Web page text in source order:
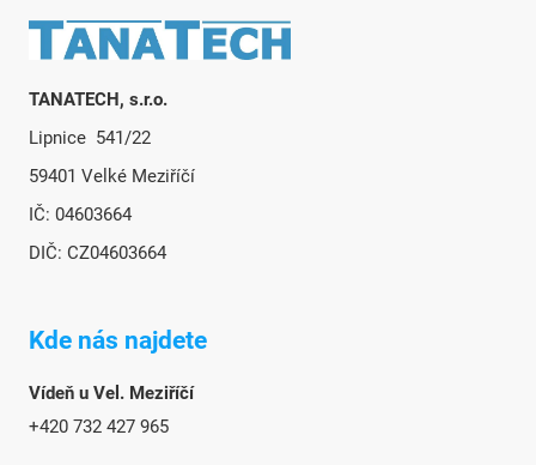
Zápatí
TANATECH, s.r.o.
Lipnice 541/22
59401 Velké Meziříčí
IČ: 04603664
DIČ: CZ04603664
Kde nás najdete
Vídeň u Vel. Meziříčí
+420 732 427 965